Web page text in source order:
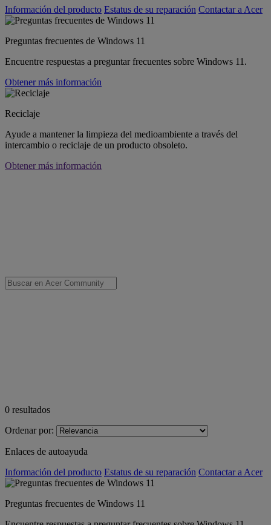
Información del producto Estatus de su reparación Contactar a Acer
Preguntas frecuentes de Windows 11
Encuentre respuestas a preguntar frecuentes sobre Windows 11.
Obtener más información
Reciclaje
Ayude a mantener la limpieza del medioambiente a través del
intercambio o reciclaje de un producto obsoleto.
Obtener más información
0 resultados
Ordenar por:
Enlaces de autoayuda
Información del producto Estatus de su reparación Contactar a Acer
Preguntas frecuentes de Windows 11